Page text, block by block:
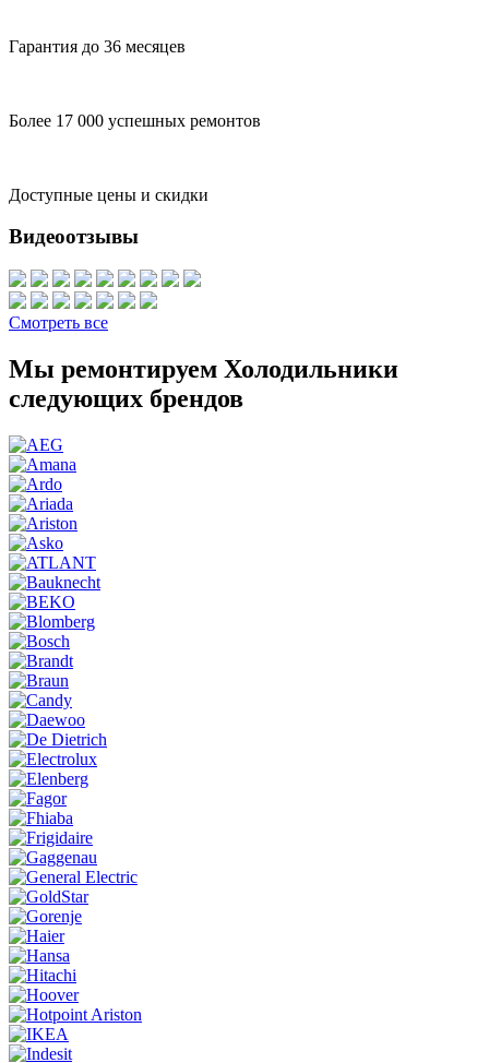
Гарантия до 36 месяцев
Более 17 000 успешных ремонтов
Доступные цены и скидки
Видеоотзывы
Смотреть все
Мы ремонтируем Холодильники
следующих брендов